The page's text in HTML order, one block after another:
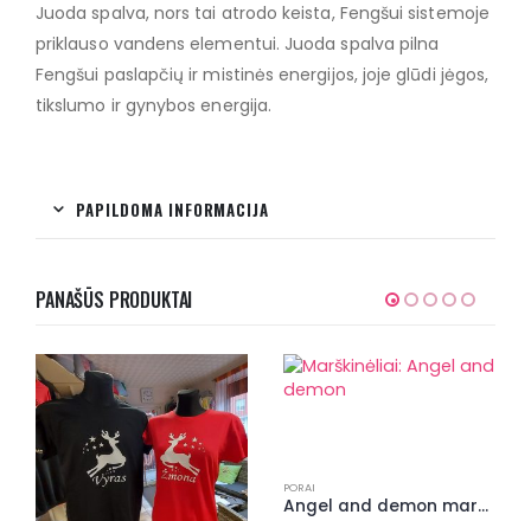
Juoda spalva, nors tai atrodo keista, Fengšui sistemoje
priklauso vandens elementui. Juoda spalva pilna
Fengšui paslapčių ir mistinės energijos, joje glūdi jėgos,
tikslumo ir gynybos energija.
PAPILDOMA INFORMACIJA
PANAŠŪS PRODUKTAI
PORAI
Angel and demon marškinėliai porai